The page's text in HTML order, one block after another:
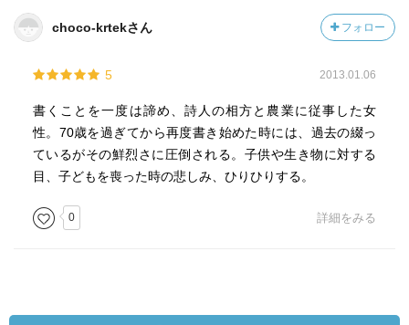
珍しく親子入り交じった歓声が奇態にわき起こった。
見事、ノボルがヨーヨーを作り上げたからであった。
古い傷口が癒着して上下の樹皮がぼってりと、
得難い小松の中枝がその材料であった。
枝の上下を引き抜き、
都合良く癒着の線がくびれている中央に
ぐるり深くみぞを彫り込み、
例のあぶらぼろで磨いて滑りをよくした入念な仕上げだ。
choco-krtekさん フォロー
5 2013.01.06
書くことを一度は諦め、詩人の相方と農業に従事した女
性。70歳を過ぎてから再度書き始めた時には、過去の綴っ
ているがその鮮烈さに圧倒される。子供や生き物に対する
目、子どもを喪った時の悲しみ、ひりひりする。
0 詳細をみる